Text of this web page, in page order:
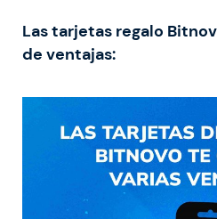
Las tarjetas regalo
de ventajas: